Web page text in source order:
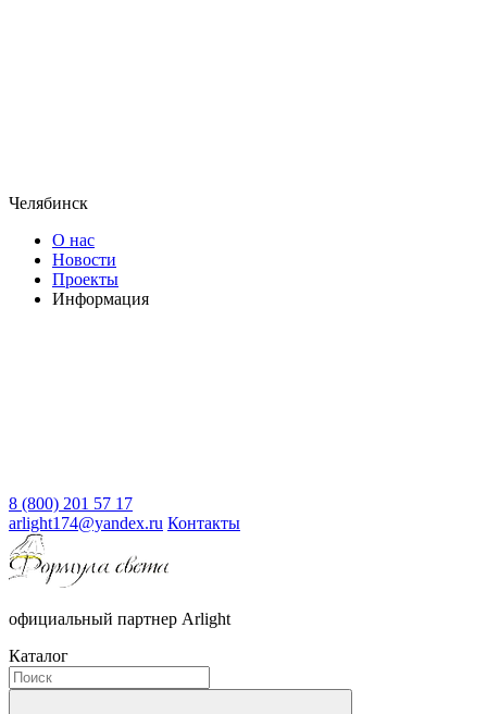
Челябинск
О нас
Новости
Проекты
Информация
8 (800) 201 57 17
arlight174@yandex.ru Контакты
официальный партнер Arlight
Каталог